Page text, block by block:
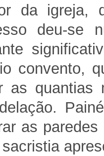
da igreja,
deu-se
convento,
as quantias
as